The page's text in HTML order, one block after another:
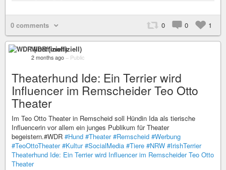
0 comments 0 0 1
WDR (inoffiziell)
2 months ago – Public
Theaterhund Ide: Ein Terrier wird
Influencer im Remscheider Teo Otto
Theater
Im Teo Otto Theater in Remscheid soll Hündin Ida als tierische
Influencerin vor allem ein junges Publikum für Theater
begeistern.#WDR #Hund #Theater #Remscheid #Werbung
#TeoOttoTheater #Kultur #SocialMedia #Tiere #NRW #IrishTerrier
Theaterhund Ide: Ein Terrier wird Influencer im Remscheider Teo Otto
Theater